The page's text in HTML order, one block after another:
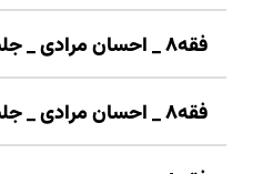
فقه۸ _ احسان مرادی _ جلسه چهل و یکم
فقه۸ _ احسان مرادی _ جلسه چهلم